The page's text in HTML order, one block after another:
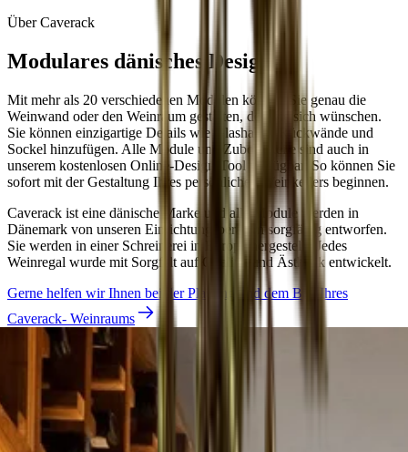
Über Caverack
Modulares dänisches Design
Mit mehr als 20 verschiedenen Modulen können Sie genau die
Weinwand oder den Weinraum gestalten, den Sie sich wünschen.
Sie können einzigartige Details wie Glashalter, Rückwände und
Sockel hinzufügen. Alle Module und Zubehörteile sind auch in
unserem kostenlosen Online-Design-Tool verfügbar. So können Sie
sofort mit der Gestaltung Ihres persönlichen Weinkellers beginnen.
Caverack ist eine dänische Marke und alle Module werden in
Dänemark von unseren Einrichtungsberatern sorgfältig entworfen.
Sie werden in einer Schreinerei in Europa hergestellt. Jedes
Weinregal wurde mit Sorgfalt auf Qualität und Ästhetik entwickelt.
Gerne helfen wir Ihnen bei der Planung und dem Bau Ihres
Caverack- Weinraums